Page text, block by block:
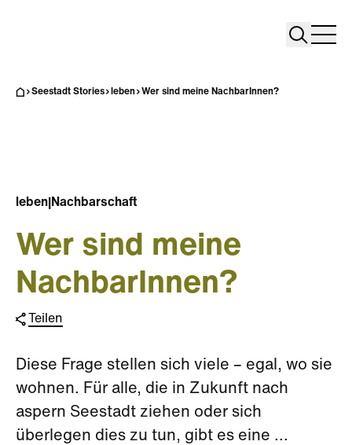
Search
Seestadt Stories leben Wer sind meine NachbarInnen?
leben Nachbarschaft
Wer sind meine
NachbarInnen?
Teilen
Diese Frage stellen sich viele – egal, wo sie
wohnen. Für alle, die in Zukunft nach
aspern Seestadt ziehen oder sich
überlegen dies zu tun, gibt es eine ...